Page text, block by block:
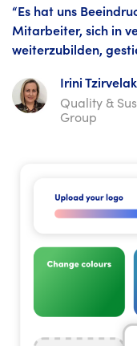
“Es hat uns
Mitarbeiter, sich in
weiterzubilden,
Irini
Quality &
Group